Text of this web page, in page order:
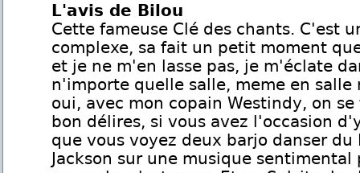
L'avis de Bilou
Cette fameuse Clé des chants. C'est
complexe, sa fait un petit moment
et je ne m'en lasse pas, je m'éclate
n'importe quelle salle, meme en salle
oui, avec mon copain Westindy, on se
bon délires, si vous avez l'occasion
que vous voyez deux barjo danser du
Jackson sur une musique sentimental